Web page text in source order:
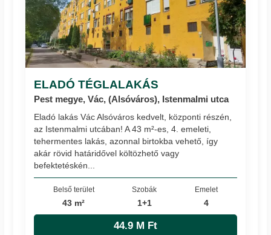
ELADÓ TÉGLALAKÁS
Pest megye, Vác, (Alsóváros), Istenmalmi utca
Eladó lakás Vác Alsóváros kedvelt, központi részén,
az Istenmalmi utcában! A 43 m²-es, 4. emeleti,
tehermentes lakás, azonnal birtokba vehető, így
akár rövid határidővel költözhető vagy
befektetéskén...
Belső terület
43 m²
Szobák
1+1
Emelet
4
44.9 M Ft